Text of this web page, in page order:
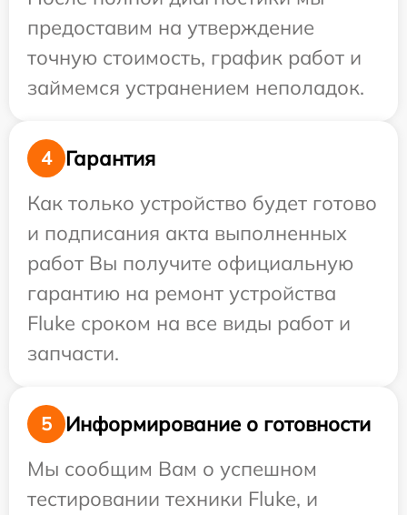
предоставим на утверждение
точную стоимость, график работ и
займемся устранением неполадок.
4
Гарантия
Как только устройство будет готово
и подписания акта выполненных
работ Вы получите официальную
гарантию на ремонт устройства
Fluke сроком на все виды работ и
запчасти.
5
Информирование о готовности
Мы сообщим Вам о успешном
тестировании техники Fluke, и